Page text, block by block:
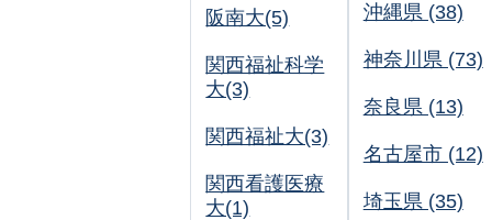
阪南大(5)
関西福祉科学
大(3)
関西福祉大(3)
関西看護医療
大(1)
沖縄県 (38)
神奈川県 (73)
奈良県 (13)
名古屋市 (12)
埼玉県 (35)